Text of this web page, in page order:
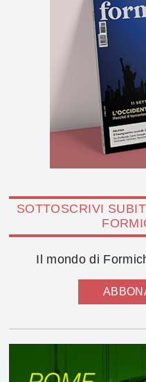
SOTTOSCRIVI
Il mondo di